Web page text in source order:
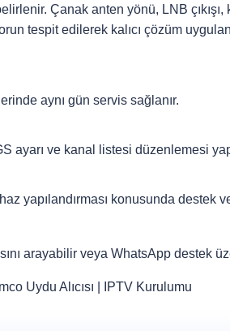
Çanak anten yönü, LNB
tespit edilerek kalıcı çözüm
aynı gün servis sağlanır.
ayarı ve kanal listesi düzenlemesi
yapılandırması konusunda destek
arayabilir veya WhatsApp destek
Uydu Alıcısı IPTV Kurulumu